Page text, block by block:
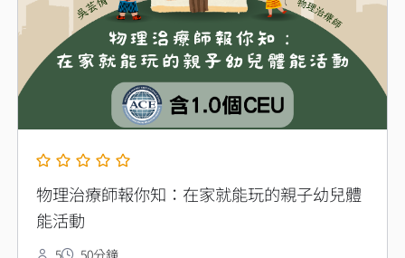
物理治療師報你知：在家就能玩的親子幼兒體
能活動